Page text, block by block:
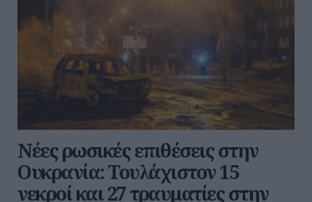
Νέες ρωσικές επιθέσεις στην
Ουκρανία: Τουλάχιστον 15
νεκροί και 27 τραυματίες στην